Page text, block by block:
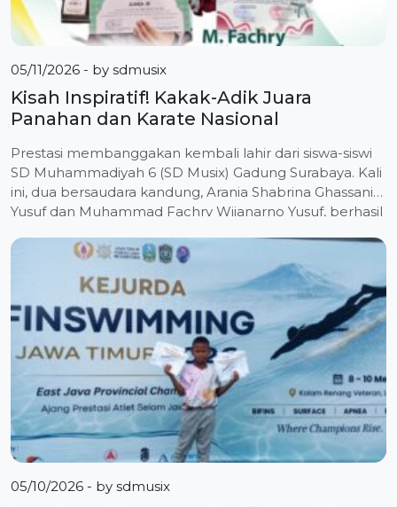
05/11/2026 - by sdmusix
Kisah Inspiratif! Kakak-Adik Juara
Panahan dan Karate Nasional
Prestasi membanggakan kembali lahir dari siswa-siswi
SD Muhammadiyah 6 (SD Musix) Gadung Surabaya. Kali
ini, dua bersaudara kandung, Arania Shabrina Ghassani
Yusuf dan Muhammad Fachry Wijanarno Yusuf, berhasil
di bidang olahraga panahan dan karate di berbagai
tingkat kompetisi, mulai dari regional hingga nasional.
Arania Shabrina Ghassani Yusuf, siswi […]
05/10/2026 - by sdmusix